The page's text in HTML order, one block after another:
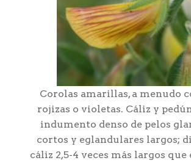
Corolas amarillas, a menudo
rojizas o violetas. Cáliz y
indumento denso de pelos
cortos y eglandulares largos;
cáliz 2,5-4 veces más largos